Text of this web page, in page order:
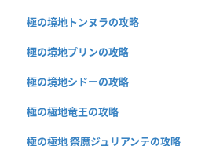
極の境地トンヌラの攻略
極の境地プリンの攻略
極の境地シドーの攻略
極の極地竜王の攻略
極の極地 祭魔ジュリアンテの攻略